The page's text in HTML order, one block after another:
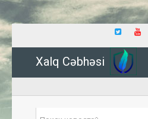
Xalq Cəbhəsi